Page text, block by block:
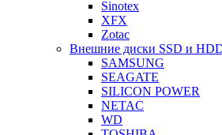
Sinotex
XFX
Zotac
Внешние диски SSD и
SAMSUNG
SEAGATE
SILICON POWER
NETAC
WD